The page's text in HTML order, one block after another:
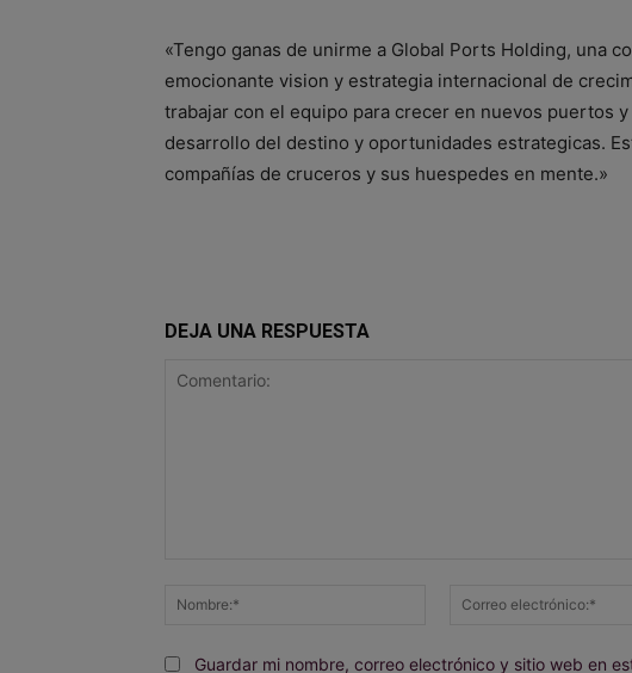
«Tengo ganas de unirme a Global Ports Holding, una
emocionante vision y estrategia internacional de
trabajar con el equipo para crecer en nuevos puertos
desarrollo del destino y oportunidades estrategicas.
compañías de cruceros y sus huespedes en mente.»
DEJA UNA RESPUESTA
Nombre:*
Guardar mi nombre, correo electrónico y sitio web en